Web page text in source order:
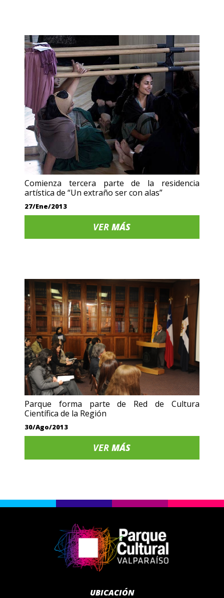
Comienza tercera parte de la residencia
artística de “Un extraño ser con alas”
27/Ene/2013
VERMÁS
Parque forma parte de Red de Cultura
Científica de la Región
30/Ago/2013
VERMÁS
UBICACIÓN